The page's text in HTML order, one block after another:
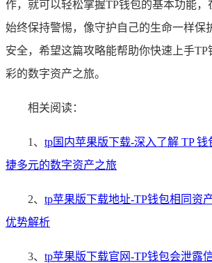
作，就可以轻松掌握TP钱包的基本功能
始终保持警惕，像守护自己的生命一样保
安全，希望这篇攻略能帮助你快速上手
彩的数字资产之旅。
相关阅读：
1、 tp国内苹果版下载-深入了解 TP
捷多元的数字资产之旅
2、 tp苹果版下载地址-TP钱包相同资
优势解析
3、 tp苹果版下载官网-TP钱包会泄露